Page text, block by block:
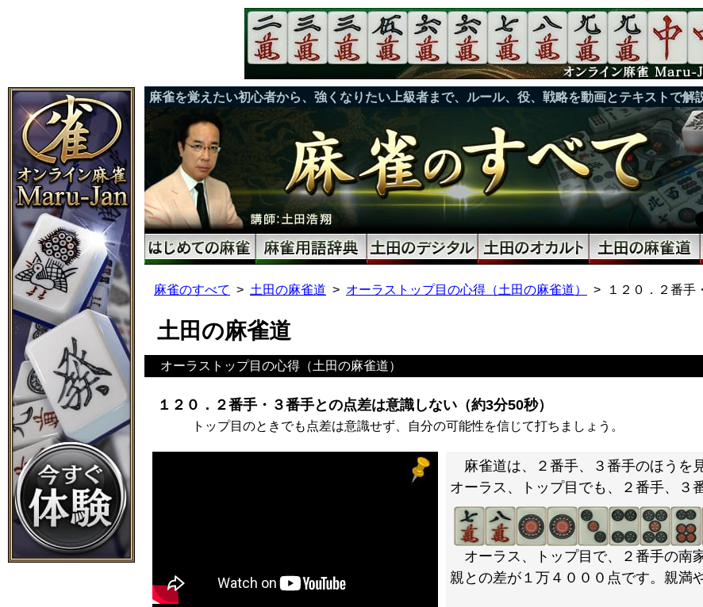
麻雀を覚えたい初心者から、強くなりたい上級者まで、ルール、役、戦略を動画とテキストで解
麻雀のすべて 土田の麻雀道 オーラストップ目の心得（土田の麻雀道） １２０．２番手
土田の麻雀道
オーラストップ目の心得（土田の麻雀道）
１２０．２番手・３番手との点差は意識しない（約3分50秒）
トップ目のときでも点差は意識せず、自分の可能性を信じて打ちましょう。
麻雀道は、２番手、３番手のほうを
オーラス、トップ目でも、２番手、３
オーラス、トップ目で、２番手の南
親との差が１万４０００点です。親満